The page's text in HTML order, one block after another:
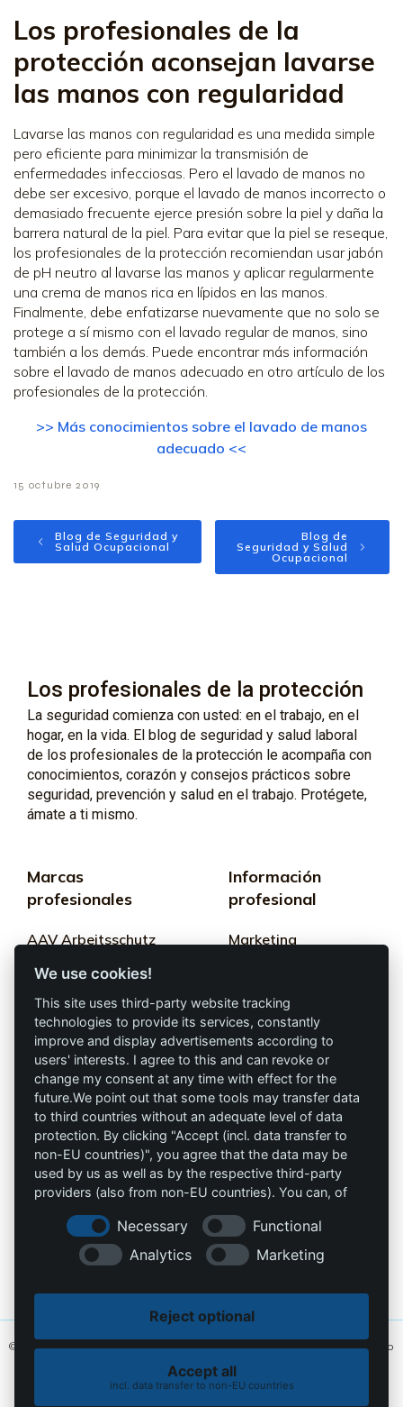
Los profesionales de la
protección aconsejan lavarse
las manos con regularidad
Lavarse las manos con regularidad es una medida simple
pero eficiente para minimizar la transmisión de
enfermedades infecciosas. Pero el lavado de manos no
debe ser excesivo, porque el lavado de manos incorrecto o
demasiado frecuente ejerce presión sobre la piel y daña la
barrera natural de la piel. Para evitar que la piel se reseque,
los profesionales de la protección recomiendan usar jabón
de pH neutro al lavarse las manos y aplicar regularmente
una crema de manos rica en lípidos en las manos.
Finalmente, debe enfatizarse nuevamente que no solo se
protege a sí mismo con el lavado regular de manos, sino
también a los demás. Puede encontrar más información
sobre el lavado de manos adecuado en otro artículo de los
profesionales de la protección.
>> Más conocimientos sobre el lavado de manos
adecuado <<
15 octubre 2019
Blog de Seguridad y
Salud Ocupacional
Blog de
Seguridad y Salud
Ocupacional
Los profesionales de la protección
La seguridad comienza con usted: en el trabajo, en el
hogar, en la vida. El blog de seguridad y salud laboral
de los profesionales de la protección le acompaña con
conocimientos, corazón y consejos prácticos sobre
seguridad, prevención y salud en el trabajo. Protégete,
ámate a ti mismo.
Marcas
profesionales
AAV Arbeitsschutz
Allprotec® Solo
trabaja seguro
Omniprotect –
Tienda Online
Información
profesional
Marketing
condiciones
Privacidad
Impresión
Contacto
info@die-schutzprofis.de
+49 (511) 679997-97
Wohlenbergstraße 6
Alemania
© 2026 Los profesionales de la protección. Hecho con amorMiU24®y alojado
We use cookies!
This site uses third-party website tracking
technologies to provide its services, constantly
improve and display advertisements according to
users' interests. I agree to this and can revoke or
change my consent at any time with effect for the
future.We point out that some tools may transfer data
to third countries without an adequate level of data
protection. By clicking "Accept (incl. data transfer to
non-EU countries)", you agree that the data may be
used by us as well as by the respective third-party
providers (also from non-EU countries). You can, of
Necessary
Functional
Analytics
Marketing
Reject optional
Accept all
incl. data transfer to non-EU countries